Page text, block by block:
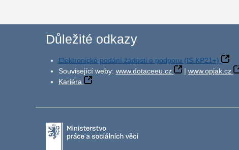
Důležité odkazy
Elektronické podání žádosti o podporu (IS KP21+)
Související weby: www.dotaceeu.cz | www.opjak.cz
Kariéra